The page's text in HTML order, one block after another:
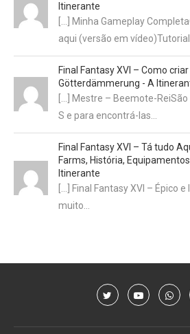
Itinerante
[…] Minha Gameplay
aqui (versão em vídeo)Tutorial
Final Fantasy XVI – Como
Götterdämmerung - A
[…] Mestre – Beemote-
S e para encontrá-las…
Final Fantasy XVI – Tá tudo
Farms, História,
Itinerante
[…] Final Fantasy XVI – Épico
muito…